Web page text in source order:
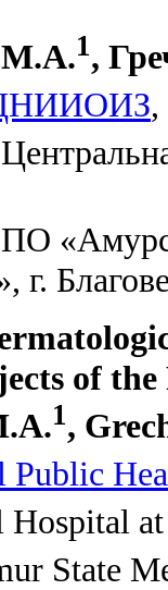
М.А.1,
г.
of
1,
Public
Hospital
State